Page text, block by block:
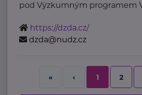
pod Výzkumným programem
https://dzda.cz/
dzda@nudz.cz
« ‹ 1 2